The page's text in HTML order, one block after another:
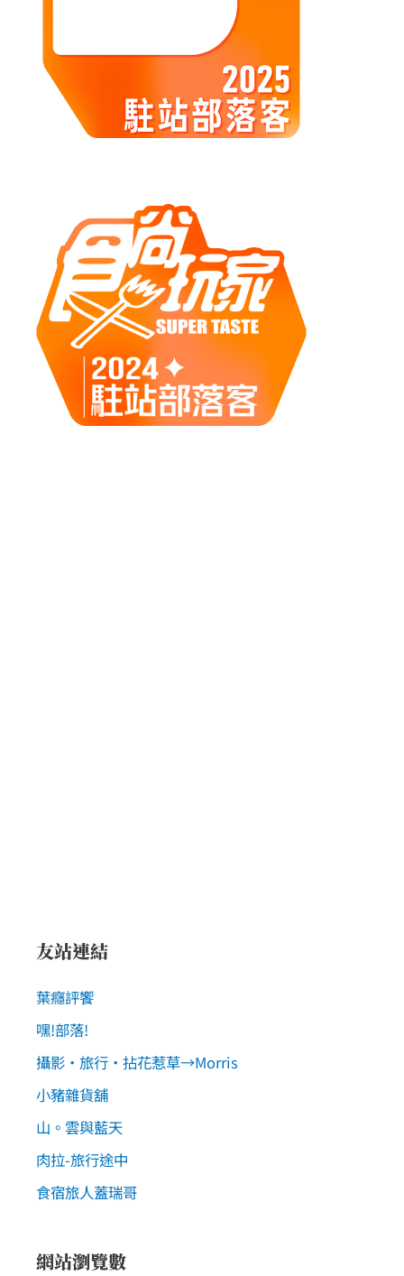
友站連結
葉癮評饗
嘿!部落!
攝影‧旅行‧拈花惹草→Morris
小豬雜貨舖
山。雲與藍天
肉拉-旅行途中
食宿旅人蓋瑞哥
網站瀏覽數